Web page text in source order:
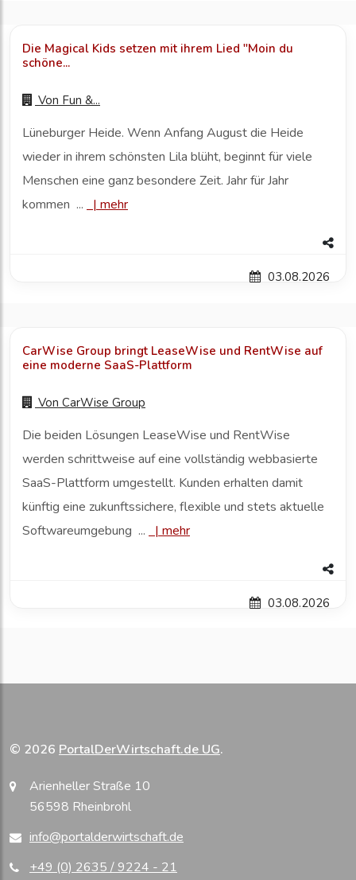
Die Magical Kids setzen mit ihrem Lied "Moin du
schöne...
Von Fun &...
Lüneburger Heide. Wenn Anfang August die Heide
wieder in ihrem schönsten Lila blüht, beginnt für viele
Menschen eine ganz besondere Zeit. Jahr für Jahr
kommen ...
| mehr
03.08.2026
CarWise Group bringt LeaseWise und RentWise auf
eine moderne SaaS-Plattform
Von CarWise Group
Die beiden Lösungen LeaseWise und RentWise
werden schrittweise auf eine vollständig webbasierte
SaaS-Plattform umgestellt. Kunden erhalten damit
künftig eine zukunftssichere, flexible und stets aktuelle
Softwareumgebung ...
| mehr
03.08.2026
© 2026 PortalDerWirtschaft.de UG.
Arienheller Straße 10
56598 Rheinbrohl
info@portalderwirtschaft.de
+49 (0) 2635 / 9224 - 21